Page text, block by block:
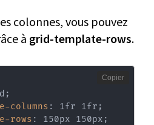
colonnes, vous pouvez
à grid-template-rows.
;
columns : 1fr 1fr ;
rows : 150px 150px ;
Copier